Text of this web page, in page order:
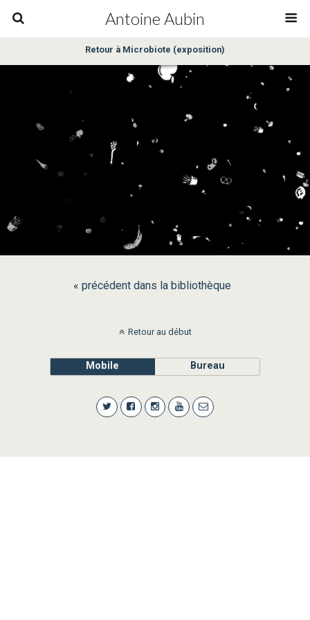
Antoine Aubin
Retour à Microbiote (exposition)
« précédent dans la bibliothèque
Retour au début
Mobile Bureau